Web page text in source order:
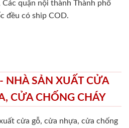
quận nội thành Thành phố
đều có ship COD.
NHÀ SẢN XUẤT CỬA
CỬA CHỐNG CHÁY
cửa gỗ, cửa nhựa, cửa chống